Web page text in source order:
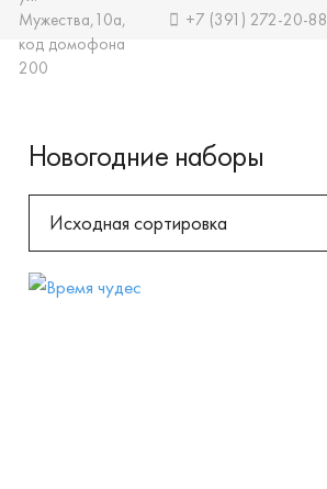
Мужества,10а,
код домофона
200
+7 (391) 272-20-88
Новогодние наборы